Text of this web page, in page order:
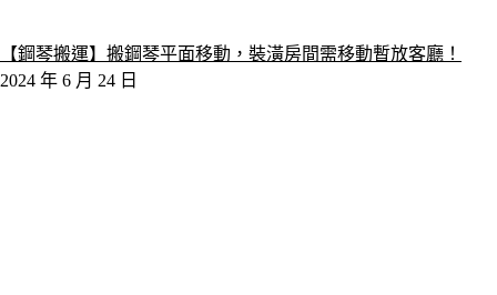
【鋼琴搬運】搬鋼琴平面移動，裝潢房間需移動暫放客廳！
2024 年 6 月 24 日